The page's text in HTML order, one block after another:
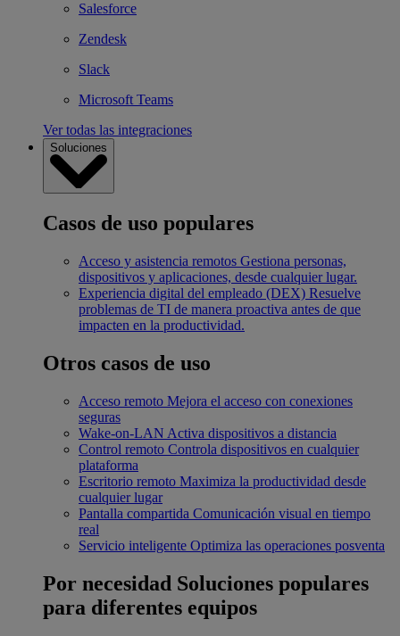
Salesforce
Zendesk
Slack
Microsoft Teams
Ver todas las integraciones
Soluciones
Casos de uso populares
Acceso y asistencia remotos Gestiona personas,
dispositivos y aplicaciones, desde cualquier lugar.
Experiencia digital del empleado (DEX) Resuelve
problemas de TI de manera proactiva antes de que
impacten en la productividad.
Otros casos de uso
Acceso remoto Mejora el acceso con conexiones
seguras
Wake-on-LAN Activa dispositivos a distancia
Control remoto Controla dispositivos en cualquier
plataforma
Escritorio remoto Maximiza la productividad desde
cualquier lugar
Pantalla compartida Comunicación visual en tiempo
real
Servicio inteligente Optimiza las operaciones posventa
Por necesidad Soluciones populares
para diferentes equipos